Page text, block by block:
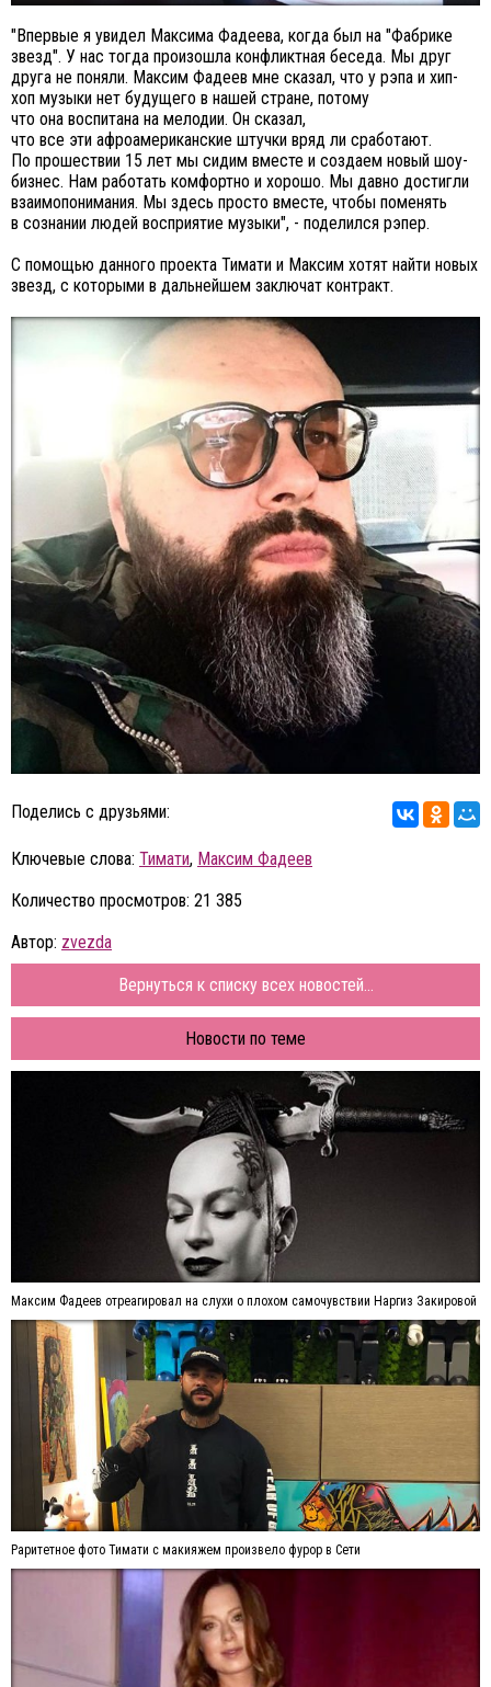
"Впервые я увидел Максима Фадеева, когда был на "Фабрике
звезд". У нас тогда произошла конфликтная беседа. Мы друг
друга не поняли. Максим Фадеев мне сказал, что у рэпа и хип-
хоп музыки нет будущего в нашей стране, потому
что она воспитана на мелодии. Он сказал,
что все эти афроамериканские штучки вряд ли сработают.
По прошествии 15 лет мы сидим вместе и создаем новый шоу-
бизнес. Нам работать комфортно и хорошо. Мы давно достигли
взаимопонимания. Мы здесь просто вместе, чтобы поменять
в сознании людей восприятие музыки", - поделился рэпер.
С помощью данного проекта Тимати и Максим хотят найти новых
звезд, с которыми в дальнейшем заключат контракт.
Поделись с друзьями:
Ключевые слова: Тимати, Максим Фадеев
Количество просмотров: 21 385
Автор: zvezda
Вернуться к списку всех новостей...
Новости по теме
Максим Фадеев отреагировал на слухи о плохом самочувствии Наргиз Закировой
Раритетное фото Тимати с макияжем произвело фурор в Сети